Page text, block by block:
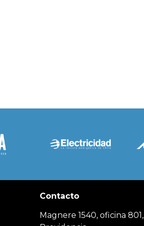
Contacto
Magnere 1540, oficina 801,